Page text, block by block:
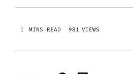
VIEWS
981